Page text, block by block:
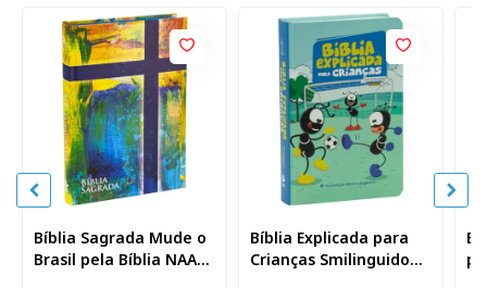
Bíblia Sagrada Mude o
Brasil pela Bíblia NAA
Bíblia Explicada para
Crianças Smilinguido